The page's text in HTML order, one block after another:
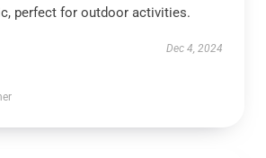
perfect for outdoor activities.
Dec 4, 2024